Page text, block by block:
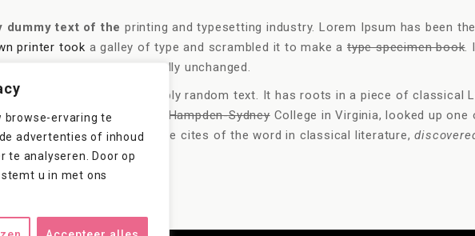
browse-ervaring te
advertenties of inhoud
te analyseren. Door op
stemt u in met ons
dummy text of the printing and typesetting industry. Lorem Ipsum has been
printer took a galley of type and scrambled it to make atype specimen book.
remaining essentially unchanged.
Lorem Ipsum is not simply random text. It has roots in a piece of classical
aLatin professor at Hampden-SydneyCollege in Virginia, looked up
and going through the cites of the word in classical literature,